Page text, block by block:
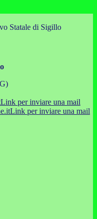
Statale di Sigillo
Link per inviare una mail
Link per inviare una mail